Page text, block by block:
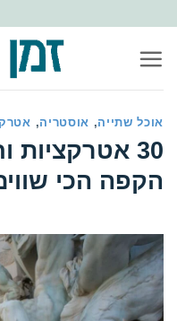
content
אוכל שתייה, אוסטריה,
‏30‏ אטרקציות
הקפה הכי